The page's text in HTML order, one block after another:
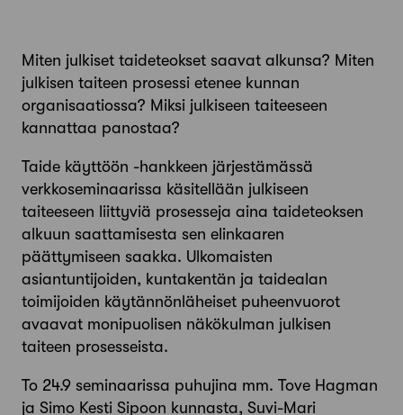
Miten julkiset taideteokset saavat alkunsa? Miten
julkisen taiteen prosessi etenee kunnan
organisaatiossa? Miksi julkiseen taiteeseen
kannattaa panostaa?
Taide käyttöön -hankkeen järjestämässä
verkkoseminaarissa käsitellään julkiseen
taiteeseen liittyviä prosesseja aina taideteoksen
alkuun saattamisesta sen elinkaaren
päättymiseen saakka. Ulkomaisten
asiantuntijoiden, kuntakentän ja taidealan
toimijoiden käytännönläheiset puheenvuorot
avaavat monipuolisen näkökulman julkisen
taiteen prosesseista.
To 24.9 seminaarissa puhujina mm. Tove Hagman
ja Simo Kesti Sipoon kunnasta, Suvi-Mari